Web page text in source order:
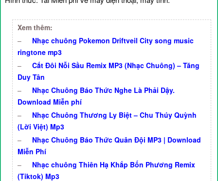
Xem thêm:
–
Nhạc chuông Pokemon Driftveil City song music
ringtone mp3
–
Cắt Đôi Nỗi Sầu Remix MP3 (Nhạc Chuông) – Tăng
Duy Tân
–
Nhạc Chuông Báo Thức Nghe Là Phải Dậy.
Download Miễn phí
–
Nhạc Chuông Thương Ly Biệt – Chu Thúy Quỳnh
(Lời Việt) Mp3
–
Nhạc Chuông Báo Thức Quân Đội MP3 | Download
Miễn Phí
–
Nhạc chuông Thiên Hạ Khắp Bốn Phương Remix
(Tiktok) Mp3